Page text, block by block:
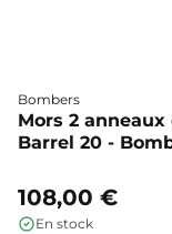
Bombers
Mors 2
Barrel 20 -
108,00 €
En stock